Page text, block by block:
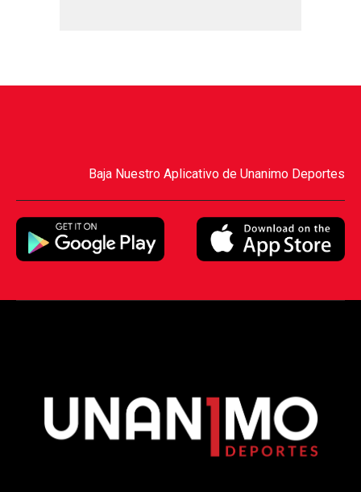
Baja Nuestro Aplicativo de Unanimo Deportes